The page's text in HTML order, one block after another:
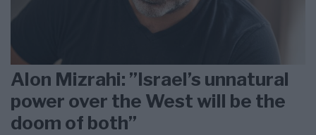
Alon Mizrahi: ”Israel’s unnatural
power over the West will be the
doom of both”